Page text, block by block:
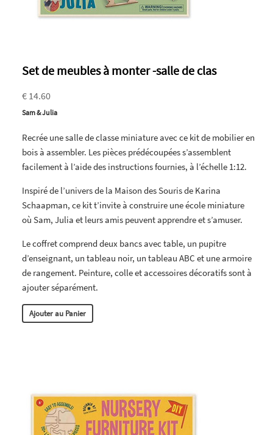
Set de meubles à monter -salle de clas
€ 14.60
Sam & Julia
Recrée une salle de classe miniature avec ce kit de mobilier en
bois à assembler. Les pièces prédécoupées s’assemblent
facilement à l’aide des instructions fournies, à l’échelle 1:12.
Inspiré de l’univers de la Maison des Souris de Karina
Schaapman, ce kit t’invite à construire une école miniature
où Sam, Julia et leurs amis peuvent apprendre et s’amuser.
Le coffret comprend deux bancs avec table, un pupitre
d’enseignant, un tableau noir, un tableau ABC et une armoire
de rangement. Peinture, colle et accessoires décoratifs sont à
ajouter séparément.
Ajouter au Panier